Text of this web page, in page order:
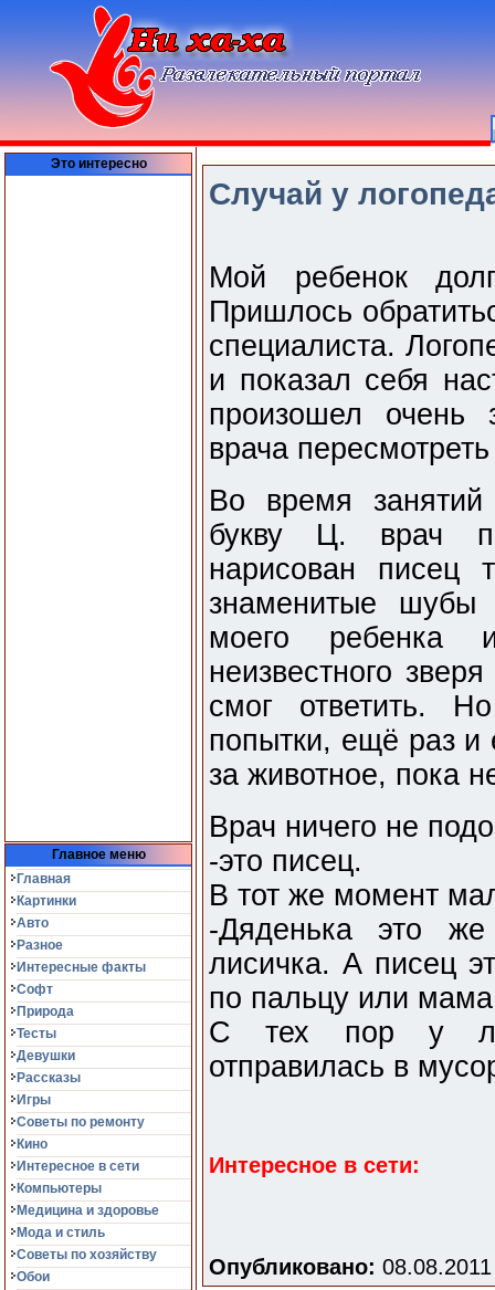
Это интересно
Главное меню
Главная
Картинки
Авто
Разное
Интересные факты
Софт
Природа
Тесты
Девушки
Рассказы
Игры
Советы по ремонту
Кино
Интересное в сети
Компьютеры
Медицина и здоровье
Мода и стиль
Советы по хозяйству
Обои
Случай у
Мой ребенок
Пришлось
специалиста.
и показал себя
произошел очень
врача
Во время занятий
букву Ц. врач
нарисован писец
знаменитые
моего ребенка
неизвестного
смог ответить.
попытки, ещё раз и
за животное, пока
Врач ничего не
-это писец.
В тот же момент
-Дяденька это
лисичка. А писец
по пальцу или
С тех пор у
отправилась в
Интересное в сети:
Опубликовано: